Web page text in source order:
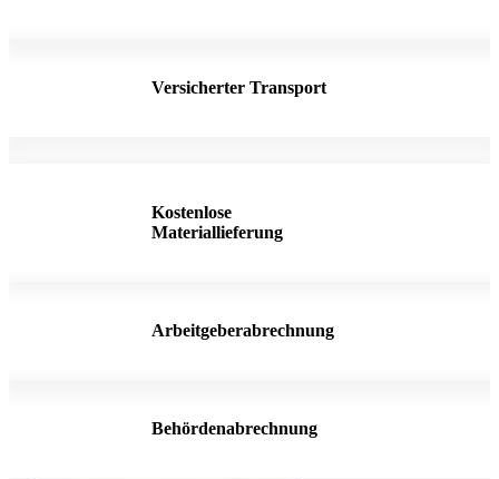
Versicherter Transport
Kostenlose
Materiallieferung
Arbeitgeberabrechnung
Behördenabrechnung